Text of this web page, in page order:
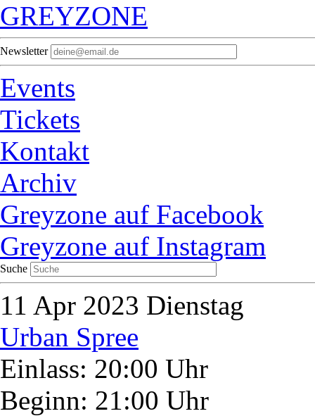
GREYZONE
Newsletter
Events
Tickets
Kontakt
Archiv
Greyzone auf Facebook
Greyzone auf Instagram
Suche
11 Apr 2023 Dienstag
Urban Spree
Einlass: 20:00 Uhr
Beginn: 21:00 Uhr